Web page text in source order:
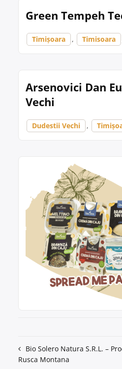
Green Tempeh
Timișoara , Timisoara
Arsenovici Dan
Vechi
Dudestii Vechi ,
Navigare
în
Bio Solero Natura S.R.L. –
Rusca Montana